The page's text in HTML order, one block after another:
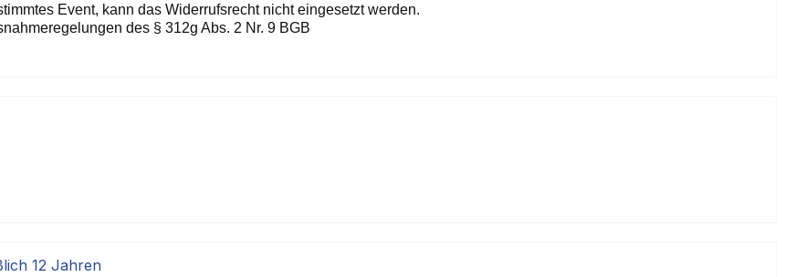
Event, kann das Widerrufsrecht nicht eingesetzt werden.
des § 312g Abs. 2 Nr. 9 BGB
12 Jahren